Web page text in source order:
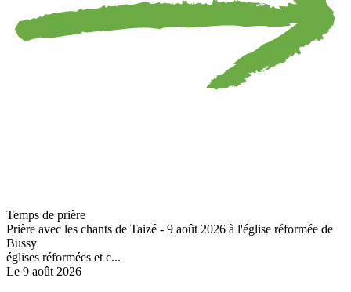
Temps de prière
Prière avec les chants de Taizé - 9 août 2026 à l'église réformée de
Bussy
églises réformées et c...
Le 9 août 2026